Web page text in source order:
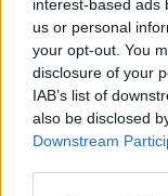
interest-based ads
us or personal
your opt-out. You
disclosure of your
IAB’s list of
also be disclosed
Downstream
Αλλαγές
κλήσης των
ηλεκτρονική
γίνεται η
άμεση